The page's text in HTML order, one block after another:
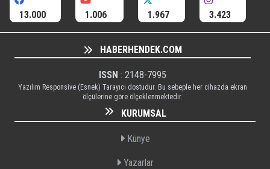
13.000 1.006 1.967 3.423
HABERHENDEK.COM
ISSN : 2148-7995
Yazılım Responsive (Esnek) Tarayıcı dostudur. Bu sebeple her cihazda ekran
ölçülerine göre ölçeklenmektedir.
KURUMSAL
Künye
Yazarlar